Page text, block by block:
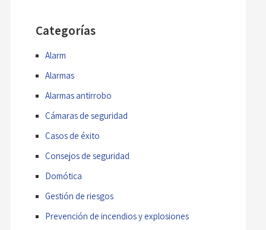
Categorías
Alarm
Alarmas
Alarmas antirrobo
Cámaras de seguridad
Casos de éxito
Consejos de seguridad
Domótica
Gestión de riesgos
Prevención de incendios y explosiones